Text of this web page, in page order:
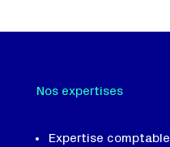
Nos expertises
Expertise comptable